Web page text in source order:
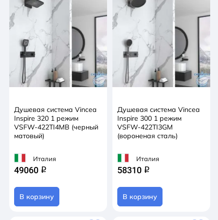
Душевая система Vincea
Inspire 320 1 режим
VSFW-422TI4MB (черный
матовый)
Италия
49060 q
В корзину
Душевая система Vincea
Inspire 300 1 режим
VSFW-422TI3GM
(вороненая сталь)
Италия
58310 q
В корзину